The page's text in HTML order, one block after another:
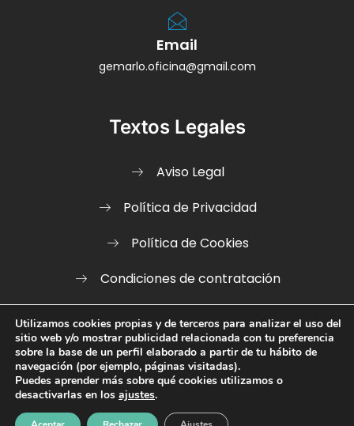
Email
gemarlo.oficina@gmail.com
Textos Legales
Aviso Legal
Política de Privacidad
Política de Cookies
Condiciones de contratación
Panel Cookies
Utilizamos cookies propias y de terceros para analizar el uso del
sitio web y/o mostrar publicidad relacionada con tu preferencia
sobre la base de un perfil elaborado a partir de tu hábito de
navegación (por ejemplo, páginas visitadas).
Puedes aprender más sobre qué cookies utilizamos o
desactivarlas en los ajustes.